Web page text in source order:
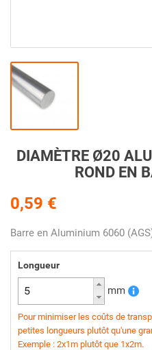
DIAMÈTRE Ø20
ROND EN
0,59 €
Barre en Aluminium 6060
Longueur
mm
Pour minimiser les coûts de
petites longueurs plutôt qu'une
Exemple : 2x1m plutôt que 1x2m.